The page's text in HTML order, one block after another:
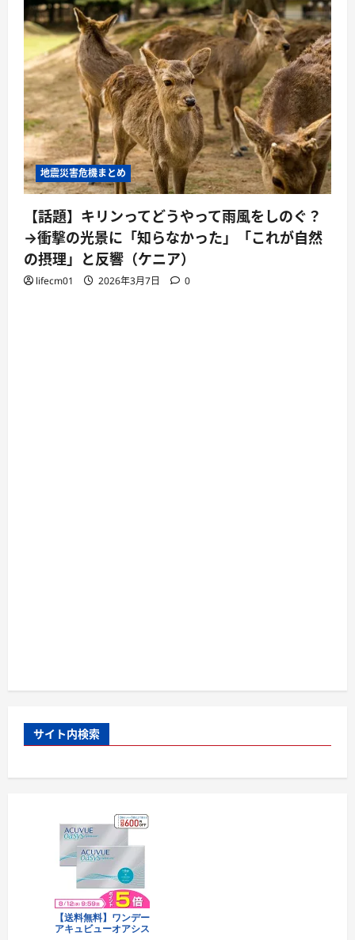
地震災害危機まとめ
【話題】キリンってどうやって雨風をしのぐ？
→衝撃の光景に「知らなかった」「これが自然
の摂理」と反響（ケニア）
lifecm01 2026年3月7日 0
サイト内検索